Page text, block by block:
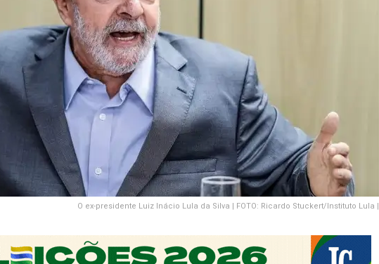
O ex-presidente Luiz Inácio Lula da Silva | FOTO: Ricardo Stuckert/Instituto Lula |